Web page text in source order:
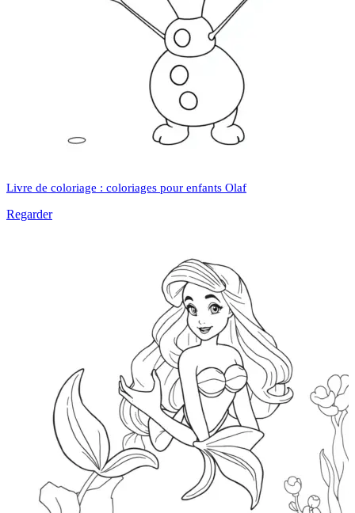
Livre de coloriage : coloriages pour enfants Olaf
Regarder